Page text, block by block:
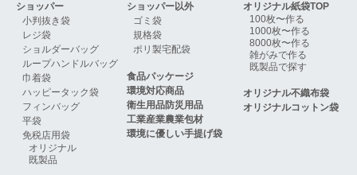
ショッパー
小判抜き袋
レジ袋
ショルダーバッグ
ループハンドルバッグ
巾着袋
ハッピータック袋
フィンバッグ
平袋
免税店用袋
オリジナル
既製品
ショッパー以外
ゴミ袋
規格袋
ポリ製宅配袋
食品パッケージ
環境対応商品
衛生用品防災用品
工業産業農業包材
環境に優しい手提げ袋
オリジナル紙袋TOP
100枚〜作る
1000枚〜作る
8000枚〜作る
雑がみで作る
既製品で探す
オリジナル不織布袋
オリジナルコットン袋